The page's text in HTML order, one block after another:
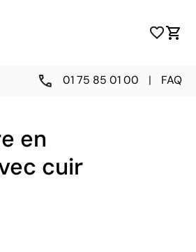
01 75 85 01 00 | FAQ
en
cuir